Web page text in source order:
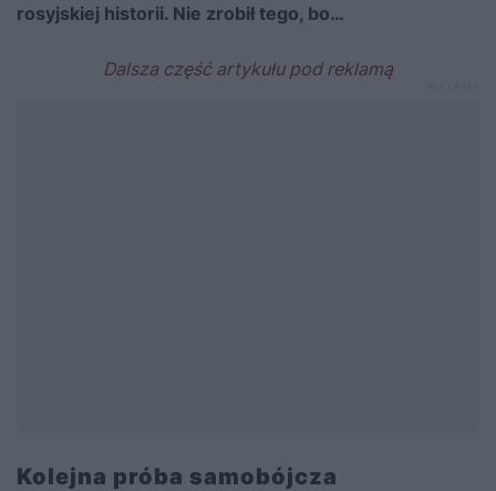
rosyjskiej historii. Nie zrobił tego, bo…
Kolejna próba samobójcza